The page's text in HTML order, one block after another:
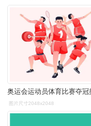
图片尺寸2048x2048